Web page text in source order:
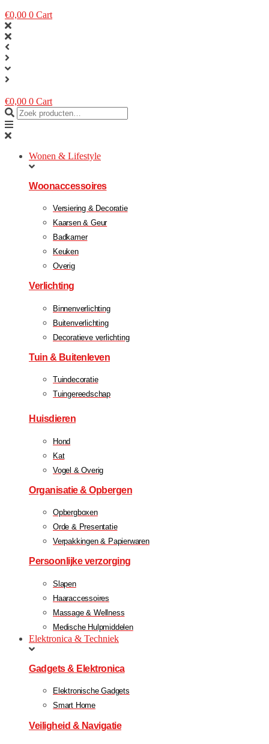
€0,00 0 Cart
€0,00 0 Cart
Wonen & Lifestyle
Woonaccessoires
Versiering & Decoratie
Kaarsen & Geur
Badkamer
Keuken
Overig
Verlichting
Binnenverlichting
Buitenverlichting
Decoratieve verlichting
Tuin & Buitenleven
Tuindecoratie
Tuingereedschap
Huisdieren
Hond
Kat
Vogel & Overig
Organisatie & Opbergen
Opbergboxen
Orde & Presentatie
Verpakkingen & Papierwaren
Persoonlijke verzorging
Slapen
Haaraccessoires
Massage & Wellness
Medische Hulpmiddelen
Elektronica & Techniek
Gadgets & Elektronica
Elektronische Gadgets
Smart Home
Veiligheid & Navigatie